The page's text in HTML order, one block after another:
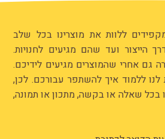
ללוות את מוצרינו בכל שלב
הייצור ועד שהם מגיעים לחנויות.
גם אחרי שהמוצרים מגיעים לידיכם.
ללמוד איך להשתפר עבורכם. לכן,
שאלה או בקשה, מתכון או תמונה,